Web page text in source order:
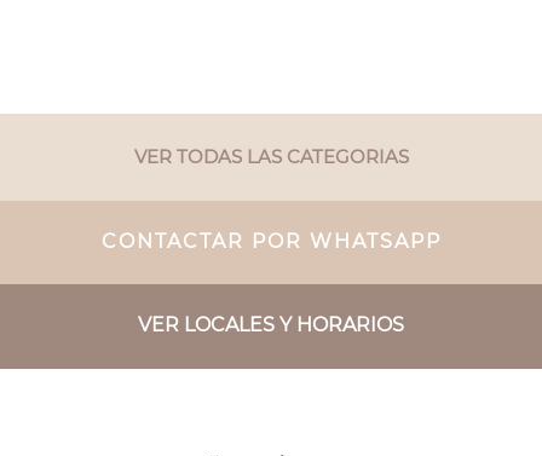
VER TODAS LAS CATEGORIAS
CONTACTAR POR WHATSAPP
VER LOCALES Y HORARIOS